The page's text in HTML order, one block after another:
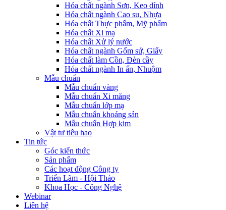
Hóa chất ngành Sơn, Keo dính
Hóa chất ngành Cao su, Nhựa
Hóa chất Thực phẩm, Mỹ phẩm
Hóa chất Xi mạ
Hóa chất Xử lý nước
Hóa chất ngành Gốm sứ, Giấy
Hóa chất làm Cồn, Đèn cầy
Hóa chất ngành In ấn, Nhuộm
Mẫu chuẩn
Mẫu chuẩn vàng
Mẫu chuẩn Xi măng
Mẫu chuẩn lớp mạ
Mẫu chuẩn khoáng sản
Mẫu chuẩn Hợp kim
Vật tư tiêu hao
Tin tức
Góc kiến thức
Sản phẩm
Các hoạt động Công ty
Triển Lãm - Hội Thảo
Khoa Học - Công Nghệ
Webinar
Liên hệ